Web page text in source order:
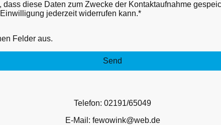
dass diese Daten zum Zwecke der Kontaktaufnahme
jederzeit widerrufen kann.*
Felder aus.
Send
Telefon: 02191/65049
E-Mail: fewowink@web.de